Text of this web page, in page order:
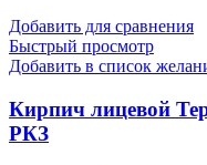
Добавить для сравнения
Быстрый просмотр
Добавить в список
Кирпич лицевой
РКЗ